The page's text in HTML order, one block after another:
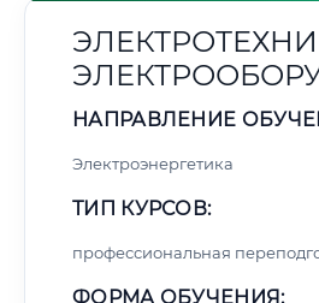
НАПРАВЛЕНИЕ
Электроэнергетика
ТИП КУРСОВ:
профессиональная
ФОРМА ОБУЧЕНИЯ: